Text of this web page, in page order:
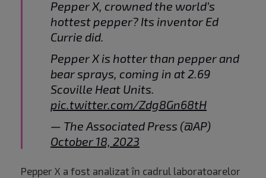
Pepper X, crowned the world’s
hottest pepper? Its inventor Ed
Currie did.
Pepper X is hotter than pepper and
bear sprays, coming in at 2.69
Scoville Heat Units.
pic.twitter.com/Zdg8Gn68tH
— The Associated Press (@AP)
October 18, 2023
Pepper X a fost analizat în cadrul laboratoarelor